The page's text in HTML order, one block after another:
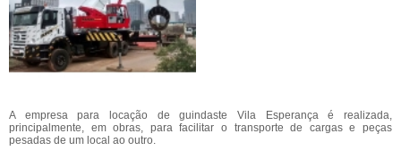
A empresa para locação de guindaste Vila Esperança é realizada,
principalmente, em obras, para facilitar o transporte de cargas e peças
pesadas de um local ao outro.